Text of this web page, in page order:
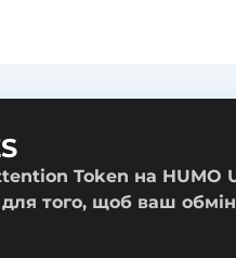
Token на HUMO
для того, щоб ваш